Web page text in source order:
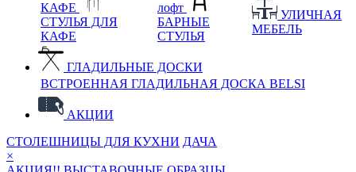
КАФЕ
СТУЛЬЯ ДЛЯ
КАФЕ
лофт
БАРНЫЕ
СТУЛЬЯ
УЛИЧНАЯ
МЕБЕЛЬ
ГЛАДИЛЬНЫЕ ДОСКИ
ВСТРОЕННАЯ ГЛАДИЛЬНАЯ ДОСКА BELSI
АКЦИИ
СТОЛЕШНИЦЫ ДЛЯ КУХНИ ДАЧА
×